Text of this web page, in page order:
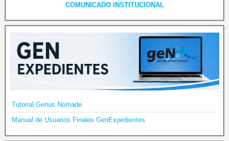
COMUNICADO INSTITUCIONAL
Tutorial Genus Nomade
Manual de Usuarios Finales GenExpedientes